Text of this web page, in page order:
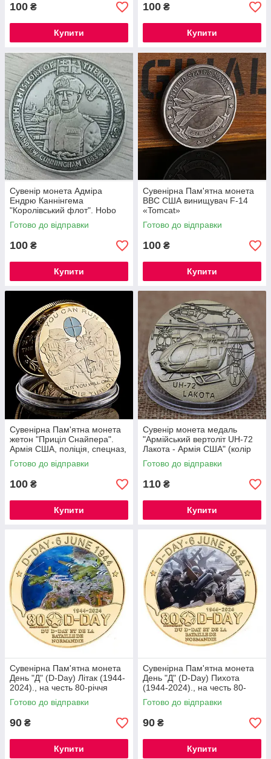
100 ₴
Купити
100 ₴
Купити
Сувенір монета Адміра
Ендрю Каннінгема
"Королівський флот". Hobo
Coin
Готово до відправки
100 ₴
Купити
Сувенірна Пам'ятна монета
ВВС США винищувач F-14
«Tomcat»
Готово до відправки
100 ₴
Купити
Сувенірна Пам'ятна монета
жетон "Приціл Снайпера".
Армія США, поліція, спецназ,
SEAL, USMC
Готово до відправки
100 ₴
Купити
Сувенір монета медаль
"Армійський вертоліт UH-72
Лакота - Армія США" (колір
бронза)
Готово до відправки
110 ₴
Купити
Сувенірна Пам'ятна монета
День "Д" (D-Day) Літак (1944-
2024)., на честь 80-річчя
висадки в Нормандії
Готово до відправки
90 ₴
Купити
Сувенірна Пам'ятна монета
День "Д" (D-Day) Пихота
(1944-2024)., на честь 80-
річчя висадки в Нормандії
Готово до відправки
90 ₴
Купити